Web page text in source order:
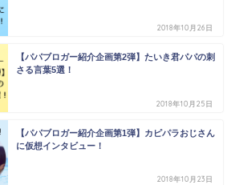
2018年10月26日
【パパブロガー紹介企画第2弾】たいき君パパの刺
さる言葉5選！
2018年10月25日
【パパブロガー紹介企画第1弾】カピパラおじさん
に仮想インタビュー！
2018年10月23日